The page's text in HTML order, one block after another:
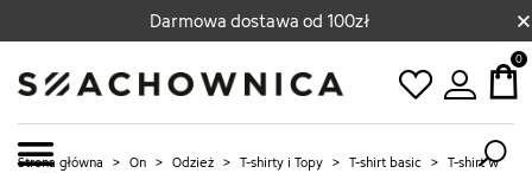
Darmowa dostawa od 100zł ×
0
Strona główna > On > Odzież > T-shirty i Topy > T-shirt basic > T-shirt w